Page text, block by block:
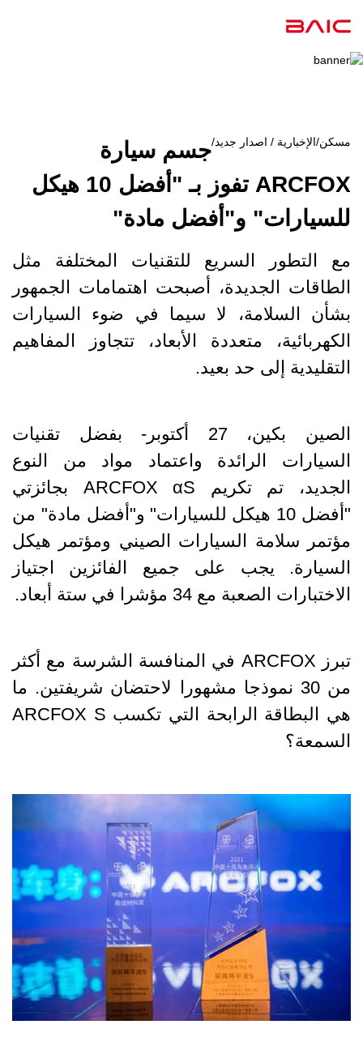
مسكن/الإخبارية / اصدار جديد/جسم سيارة
ARCFOX تفوز بـ "أفضل 10 هيكل
للسيارات" و"أفضل مادة"
مع التطور السريع للتقنيات المختلفة مثل
الطاقات الجديدة، أصبحت اهتمامات الجمهور
بشأن السلامة، لا سيما في ضوء السيارات
الكهربائية، متعددة الأبعاد، تتجاوز المفاهيم
التقليدية إلى حد بعيد.
الصين بكين، 27 أكتوبر- بفضل تقنيات
السيارات الرائدة واعتماد مواد من النوع
الجديد، تم تكريم ARCFOX αS بجائزتي
"أفضل 10 هيكل للسيارات" و"أفضل مادة" من
مؤتمر سلامة السيارات الصيني ومؤتمر هيكل
السيارة. يجب على جميع الفائزين اجتياز
الاختبارات الصعبة مع 34 مؤشرا في ستة أبعاد.
تبرز ARCFOX في المنافسة الشرسة مع أكثر
من 30 نموذجا مشهورا لاحتضان شريفتين. ما
هي البطاقة الرابحة التي تكسب ARCFOX S
السمعة؟